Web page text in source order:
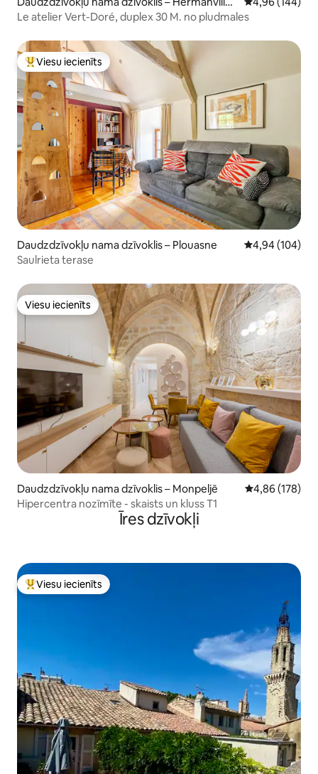
sur-Mer
Le atelier Vert-Doré, duplex 30 M. no pludmales
Populārs viesu iecienīts mājoklis
Viesu iecienīts
Daudzdzīvokļu nama dzīvoklis – Plouasne Vidējais
4,94 (104)
Saulrieta terase
Viesu iecienīts
Viesu iecienīts
Daudzdzīvokļu nama dzīvoklis – Monpeljē Vidējais
4,86 (178)
Hipercentra nozīmīte - skaists un kluss T1
Īres dzīvokļi
Populārs viesu iecienīts mājoklis
Viesu iecienīts